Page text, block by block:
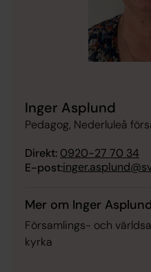
Inger Asplund
Pedagog, Nederluleå
Direkt: 0920-27 70 34
E-post:
Mer om Inger Asplund
Församlings- och
kyrka